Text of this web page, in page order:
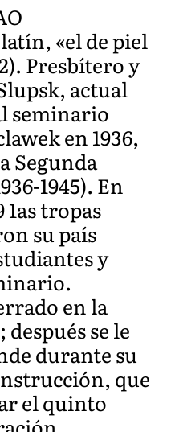
«el de piel
Presbítero y
actual
seminario
en 1936,
Segunda
1945). En
tropas
su país
y
en la
se le
durante su
que
el quinto